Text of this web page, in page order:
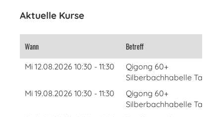
Aktuelle Kurse
Wann Betreff
Mi 12.08.2026 10:30 - 11:30
Qigong 60+
Silberbachhabelle
Mi 19.08.2026 10:30 - 11:30
Qigong 60+
Silberbachhabelle